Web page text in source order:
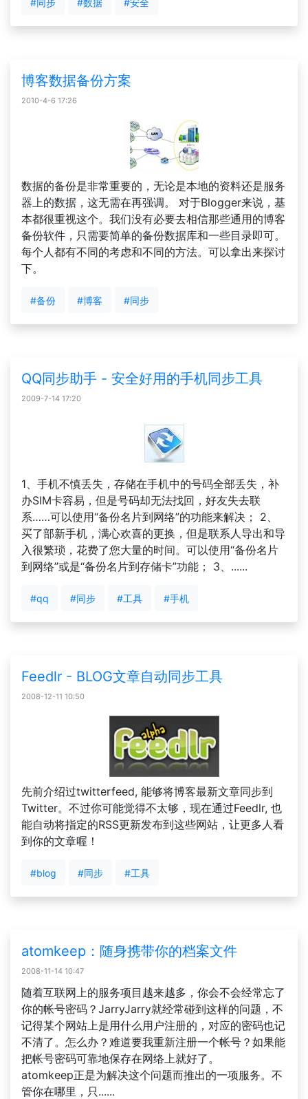
#同步 #数据 #安全
博客数据备份方案
2010-4-6 17:26
数据的备份是非常重要的，无论是本地的资料还是服务
器上的数据，这无需在再强调。 对于Blogger来说，基
本都很重视这个。我们没有必要去相信那些通用的博客
备份软件，只需要简单的备份数据库和一些目录即可。
每个人都有不同的考虑和不同的方法。可以拿出来探讨
下。
#备份 #博客 #同步
QQ同步助手 - 安全好用的手机同步工具
2009-7-14 17:20
1、手机不慎丢失，存储在手机中的号码全部丢失，补
办SIM卡容易，但是号码却无法找回，好友失去联
系……可以使用“备份名片到网络”的功能来解决； 2、
买了部新手机，满心欢喜的更换，但是联系人导出和导
入很繁琐，花费了您大量的时间。可以使用“备份名片
到网络”或是“备份名片到存储卡”功能； 3、......
#qq #同步 #工具 #手机
Feedlr - BLOG文章自动同步工具
2008-12-11 10:50
先前介绍过twitterfeed, 能够将博客最新文章同步到
Twitter。不过你可能觉得不太够，现在通过Feedlr, 也
能自动将指定的RSS更新发布到这些网站，让更多人看
到你的文章喔！
#blog #同步 #工具
atomkeep：随身携带你的档案文件
2008-11-14 10:47
随着互联网上的服务项目越来越多，你会不会经常忘了
你的帐号密码？JarryJarry就经常碰到这样的问题，不
记得某个网站上是用什么用户注册的，对应的密码也记
不清了。怎么办？难道要我重新注册一个帐号？如果能
把帐号密码可靠地保存在网络上就好了。
atomkeep正是为解决这个问题而推出的一项服务。不
管你在哪里，只......